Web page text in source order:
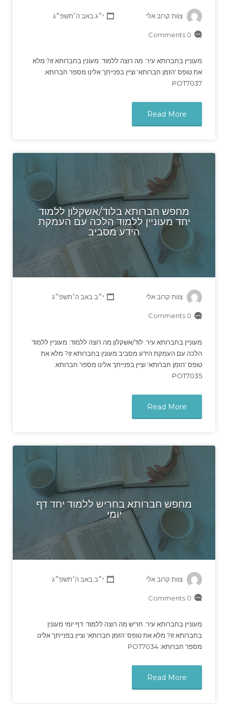
צוות קרוב אלי י״ג באב ה׳תשפ״ג
0 Comments
מעוניין בחברותא עיר: מה רוצה ללמוד: מעונין בחברותא זו? מלא
את טופס 'הזמן חברותא' וציין בפנייתך אלינו מספר חברותא:
POT7037
Read More
מחפש חברותא בלוד/אשקלון ללמוד
יחד מעוניין ללמוד הלכה עם העמקת
הידע מסביב
צוות קרוב אלי י״ב באב ה׳תשפ״ג
0 Comments
מעוניין בחברותא עיר: לוד/אשקלון מה רוצה ללמוד: מעוניין ללמוד
הלכה עם העמקת הידע מסביב מעונין בחברותא זו? מלא את
טופס 'הזמן חברותא' וציין בפנייתך אלינו מספר חברותא:
POT7035
Read More
מחפש חברותא בחריש ללמוד יחד דף
יומי
צוות קרוב אלי י״ב באב ה׳תשפ״ג
0 Comments
מעוניין בחברותא עיר: חריש מה רוצה ללמוד: דף יומי מעונין
בחברותא זו? מלא את טופס 'הזמן חברותא' וציין בפנייתך אלינו
מספר חברותא: POT7034
Read More